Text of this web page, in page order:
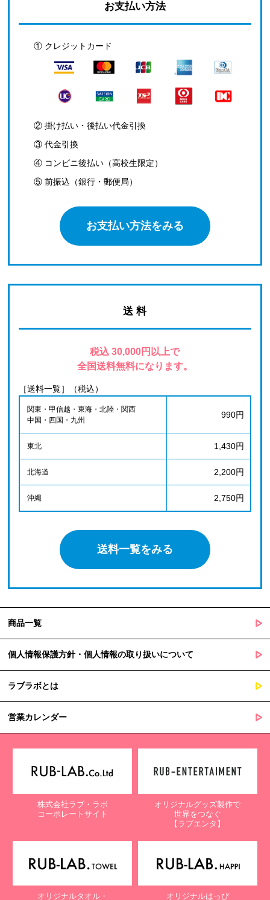
お支払い方法
① クレジットカード
② 掛け払い・後払い代金引換
③ 代金引換
④ コンビニ後払い（高校生限定）
⑤ 前振込（銀行・郵便局）
お支払い方法をみる
送 料
税込 30,000円以上で
全国送料無料になります。
［送料一覧］（税込）
関東・甲信越・東海・北陸・関西
中国・四国・九州
990円
東北 1,430円
北海道 2,200円
沖縄 2,750円
送料一覧をみる
商品一覧
個人情報保護方針・個人情報の取り扱いについて
ラブラボとは
営業カレンダー
株式会社ラブ・ラボ
コーポレートサイト
オリジナルグッズ製作で
世界をつなぐ
【ラブエンタ】
オリジナルタオル・ オリジナルはっぴ